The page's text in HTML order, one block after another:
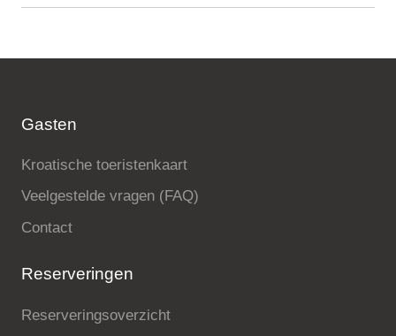
Gasten
Kroatische toeristenkaart
Veelgestelde vragen (FAQ)
Contact
Reserveringen
Reserveringsoverzicht